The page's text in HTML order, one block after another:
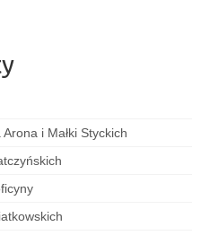
i Małki Styckich